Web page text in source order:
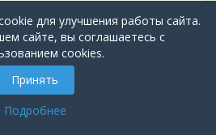
и сервировки,
для улучшения работы сайта.
сайте, вы соглашаетесь с
cookies.
Принять
Подробнее